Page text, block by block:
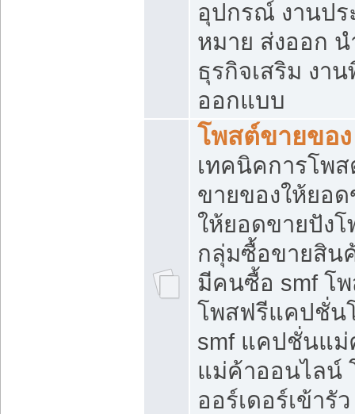
อุปกรณ์ งานป
หมาย ส่งออก น
ธุรกิจเสริม งา
ออกแบบ
โพสต์ขายของ
เทคนิคการโพ
ขายของให้ยอ
ให้ยอดขายปัง
กลุ่มซื้อขายสิน
มีคนซื้อ smf โ
โพสฟรีแคปชั่น
smf แคปชั่นแ
แม่ค้าออนไลน์
ออร์เดอร์เข้ารั